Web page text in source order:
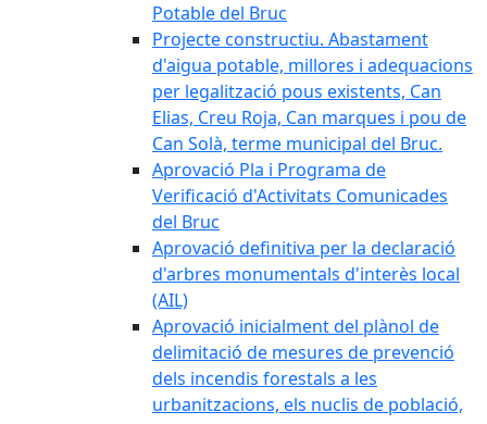
Potable del Bruc
Projecte constructiu. Abastament
d'aigua potable, millores i adequacions
per legalització pous existents, Can
Elias, Creu Roja, Can marques i pou de
Can Solà, terme municipal del Bruc.
Aprovació Pla i Programa de
Verificació d'Activitats Comunicades
del Bruc
Aprovació definitiva per la declaració
d'arbres monumentals d'interès local
(AIL)
Aprovació inicialment del plànol de
delimitació de mesures de prevenció
dels incendis forestals a les
urbanitzacions, els nuclis de població,